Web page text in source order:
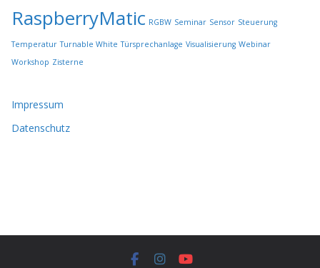
RaspberryMatic RGBW Seminar Sensor Steuerung
Temperatur Turnable White Türsprechanlage Visualisierung Webinar
Workshop Zisterne
Impressum
Datenschutz